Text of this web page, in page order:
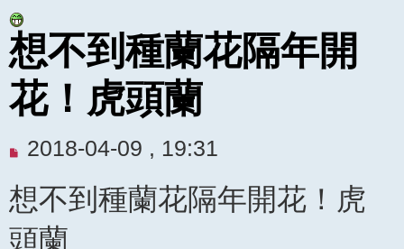
想不到種蘭花隔年開
花！虎頭蘭
未
讀
文
2018-04-09 , 19:31
想不到種蘭花隔年開花！虎
頭蘭